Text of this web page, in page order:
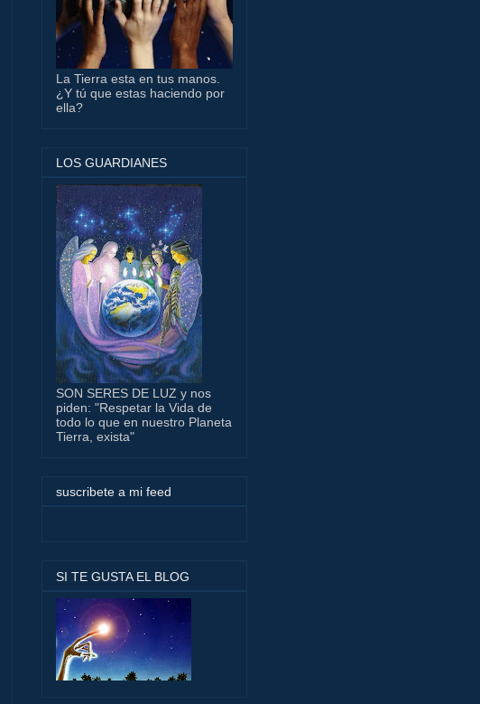
La Tierra esta en tus manos.
¿Y tú que estas haciendo por
ella?
LOS GUARDIANES
SON SERES DE LUZ y nos
piden: "Respetar la Vida de
todo lo que en nuestro Planeta
Tierra, exista"
suscribete a mi feed
SI TE GUSTA EL BLOG